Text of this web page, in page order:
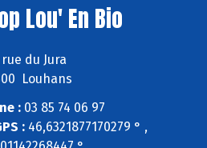
Lou' En Bio
rue du Jura
Louhans
: 03 85 74 06 97
:46,6321877170279 ° ,